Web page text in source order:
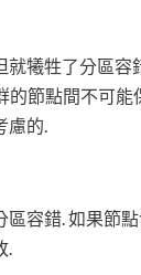
就犧牲了分區容
的節點間不可能
慮的.
容錯. 如果節
.